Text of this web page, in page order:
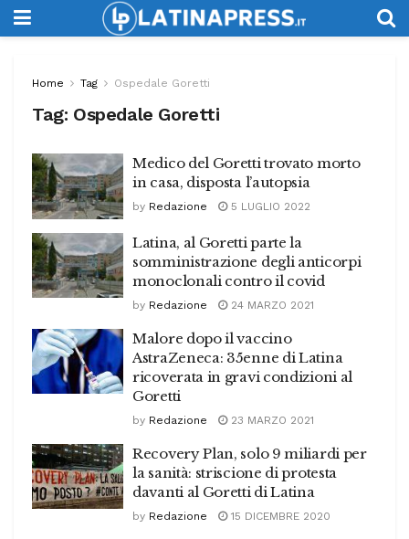
Home Tag Ospedale Goretti
Tag: Ospedale Goretti
Medico del Goretti trovato morto
in casa, disposta l’autopsia
by Redazione 5 LUGLIO 2022
Latina, al Goretti parte la
somministrazione degli anticorpi
monoclonali contro il covid
by Redazione 24 MARZO 2021
Malore dopo il vaccino
AstraZeneca: 35enne di Latina
ricoverata in gravi condizioni al
Goretti
by Redazione 23 MARZO 2021
Recovery Plan, solo 9 miliardi per
la sanità: striscione di protesta
davanti al Goretti di Latina
by Redazione 15 DICEMBRE 2020